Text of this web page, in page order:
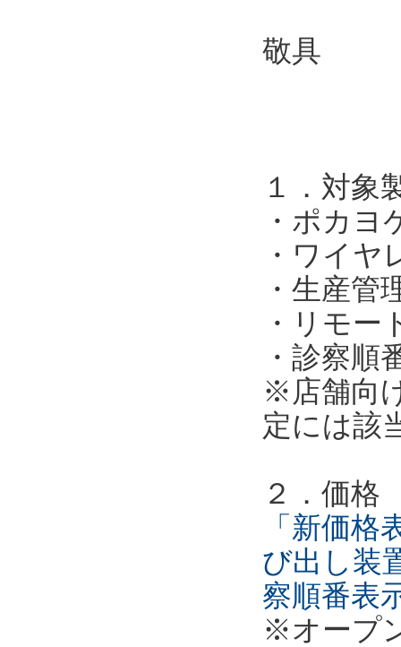
敬具
１．対象
・ポカヨ
・ワイヤ
・生産管
・リモ
・診察順
※店舗向
定には該
２．価格
「新価
び出し装
察順番表
※オープ